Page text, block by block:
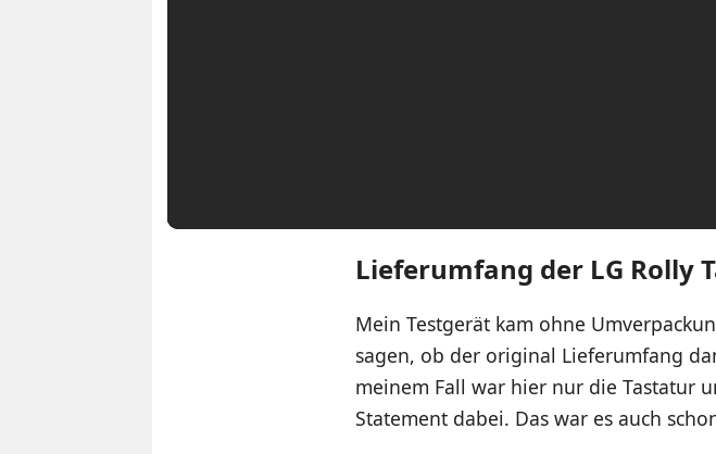
Lieferumfang der LG Rolly
Mein Testgerät kam ohne
sagen, ob der original Lieferumfang
meinem Fall war hier nur die Tastatur
Statement dabei. Das war es auch